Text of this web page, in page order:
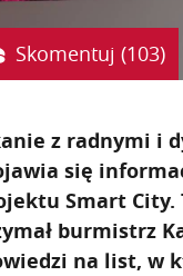
Skomentuj (103)
z radnymi i
się
Smart City.
burmistrz
na list, w